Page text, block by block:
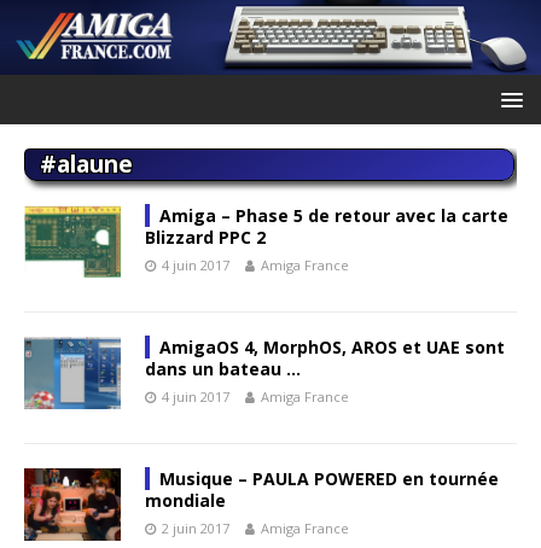
#alaune
Amiga – Phase 5 de retour avec la carte
Blizzard PPC 2
4 juin 2017 Amiga France
AmigaOS 4, MorphOS, AROS et UAE sont
dans un bateau …
4 juin 2017 Amiga France
Musique – PAULA POWERED en tournée
mondiale
2 juin 2017 Amiga France